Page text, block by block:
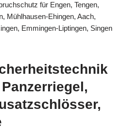
für Engen, Tengen,
Mühlhausen-Ehingen, Aach,
Emmingen-Liptingen, Singen